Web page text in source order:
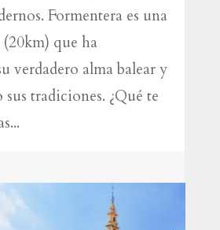
Formentera es una
que ha
verdadero alma balear y
tradiciones. ¿Qué te